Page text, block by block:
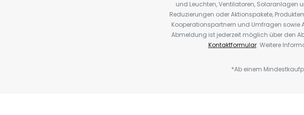
und Leuchten, Ventilatoren, Solaranlagen
Reduzierungen oder Aktionspakete,
Kooperationspartnern und Umfragen sowie
Abmeldung ist jederzeit möglich über den
Kontaktformular. Weitere
*Ab einem